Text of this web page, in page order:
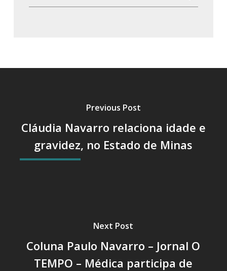
Previous Post
Cláudia Navarro relaciona idade e
gravidez, no Estado de Minas
Next Post
Coluna Paulo Navarro – Jornal O
TEMPO – Médica participa de